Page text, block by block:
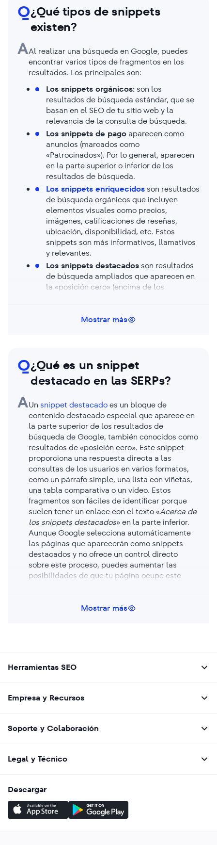
Q¿Qué tipos de snippets
existen?
AAl realizar una búsqueda en Google, puedes
encontrar varios tipos de fragmentos en los
resultados. Los principales son:
Los snippets orgánicos: son los
resultados de búsqueda estándar, que se
basan en el SEO de tu sitio web y la
relevancia de la consulta de búsqueda.
Los snippets de pagoaparecen como
anuncios (marcados como
«Patrocinados»). Por lo general, aparecen
en la parte superior o inferior de los
resultados de búsqueda.
Los snippets enriquecidosson resultados
de búsqueda orgánicos que incluyen
elementos visuales como precios,
imágenes, calificaciones de reseñas,
ubicación, disponibilidad, etc. Estos
snippets son más informativos, llamativos
y relevantes.
Los snippets destacadosson resultados
de búsqueda ampliados que aparecen en
la «posición cero» (encima de los
Mostrar más
Q¿Qué es un snippet
destacado en las SERPs?
AUn snippet destacadoes un bloque de
contenido destacado especial que aparece en
la parte superior de los resultados de
búsqueda de Google, también conocidos como
resultados de «posición cero». Este snippet
proporciona una respuesta directa a las
consultas de los usuarios en varios formatos,
como un párrafo simple, una lista con viñetas,
una tabla comparativa o un video. Estos
fragmentos son fáciles de identificar porque
suelen tener un enlace con el texto «Acerca de
los snippets destacados» en la parte inferior.
Aunque Google selecciona automáticamente
las páginas que aparecerán como snippets
destacados y no ofrece un control directo
sobre este proceso, puedes aumentar las
posibilidades de que tu página ocupe este
preguntas más frecuentes de los usuarios.
Mostrar más
Herramientas SEO
Empresa y Recursos
Soporte y Colaboración
Legal y Técnico
Descargar